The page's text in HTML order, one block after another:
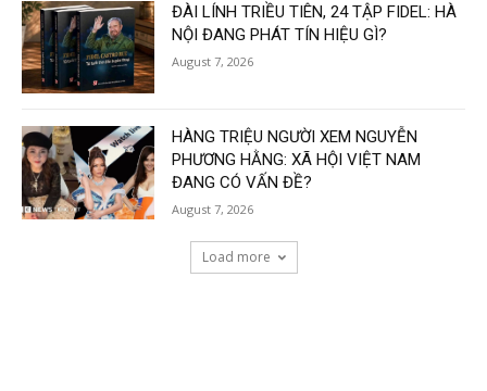
ĐÀI LÍNH TRIỀU TIÊN, 24 TẬP FIDEL: HÀ
NỘI ĐANG PHÁT TÍN HIỆU GÌ?
August 7, 2026
HÀNG TRIỆU NGƯỜI XEM NGUYỄN
PHƯƠNG HẰNG: XÃ HỘI VIỆT NAM
ĐANG CÓ VẤN ĐỀ?
August 7, 2026
Load more